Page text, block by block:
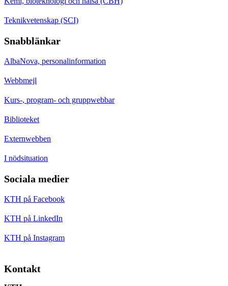
Teknikvetenskap (SCI)
Snabblänkar
AlbaNova, personalinformation
Webbmejl
Kurs-, program- och gruppwebbar
Biblioteket
Externwebben
I nödsituation
Sociala medier
KTH på Facebook
KTH på LinkedIn
KTH på Instagram
Kontakt